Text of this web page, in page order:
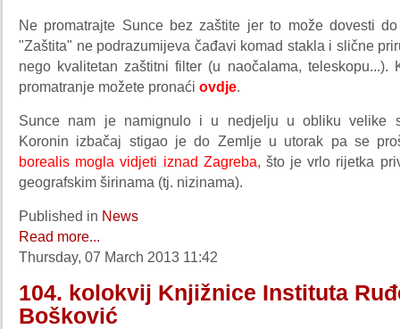
Ne promatrajte Sunce bez zaštite jer to može dovesti
"Zaštita" ne podrazumijeva čađavi komad stakla i slične
nego kvalitetan zaštitni filter (u naočalama, teleskopu...).
promatranje možete pronaći ovdje.
Sunce nam je namignulo i u nedjelju u obliku velike
Koronin izbačaj stigao je do Zemlje u utorak pa se
borealis mogla vidjeti iznad Zagreba, što je vrlo rijetka
geografskim širinama (tj. nizinama).
Published in News
Read more...
Thursday, 07 March 2013 11:42
104. kolokvij Knjižnice Instituta
Bošković